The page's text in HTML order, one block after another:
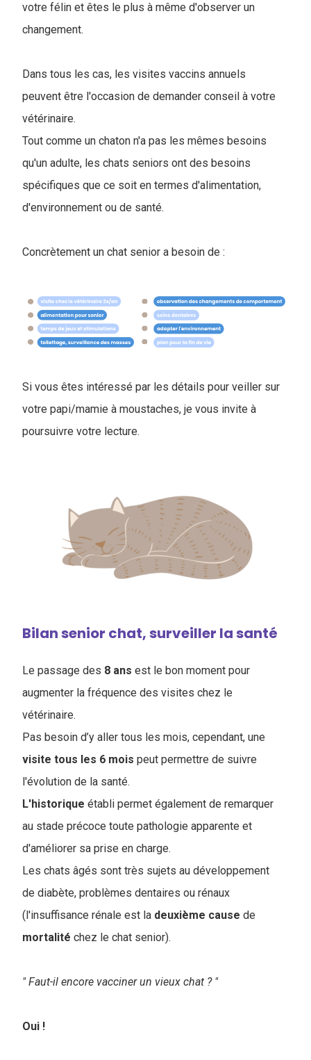
votre félin et êtes le plus à même d'observer un
changement.
Dans tous les cas, les visites vaccins annuels
peuvent être l'occasion de demander conseil à votre
vétérinaire.
Tout comme un chaton n'a pas les mêmes besoins
qu'un adulte, les chats seniors ont des besoins
spécifiques que ce soit en termes d'alimentation,
d'environnement ou de santé.
Concrètement un chat senior a besoin de :
Si vous êtes intéressé par les détails pour veiller sur
votre papi/mamie à moustaches, je vous invite à
poursuivre votre lecture.
Bilan senior chat, surveiller la santé
Le passage des 8 ans est le bon moment pour
augmenter la fréquence des visites chez le
vétérinaire.
Pas besoin d’y aller tous les mois, cependant, une
visite tous les 6 mois peut permettre de suivre
l'évolution de la santé.
L'historique établi permet également de remarquer
au stade précoce toute pathologie apparente et
d'améliorer sa prise en charge.
Les chats âgés sont très sujets au développement
de diabète, problèmes dentaires ou rénaux
(l'insuffisance rénale est la deuxième cause de
mortalité chez le chat senior).
" Faut-il encore vacciner un vieux chat ? "
Oui !